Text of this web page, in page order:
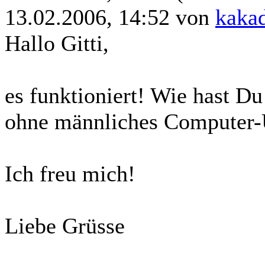
13.02.2006, 14:52 von
Hallo Gitti,
es funktioniert! Wie hast
ohne männliches
Ich freu mich!
Liebe Grüsse